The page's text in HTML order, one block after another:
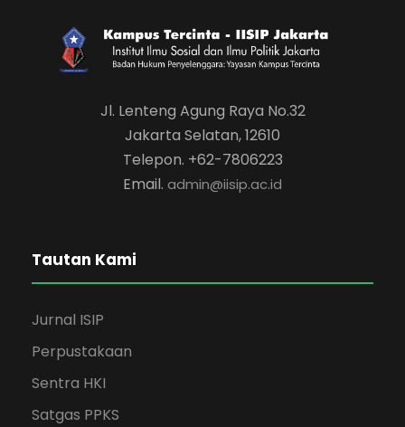
Jl. Lenteng Agung Raya No.32
Jakarta Selatan, 12610
Telepon. +62-7806223
Email. admin@iisip.ac.id
Tautan Kami
Jurnal ISIP
Perpustakaan
Sentra HKI
Satgas PPKS